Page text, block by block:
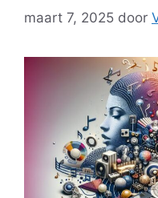
maart 7, 2025 door